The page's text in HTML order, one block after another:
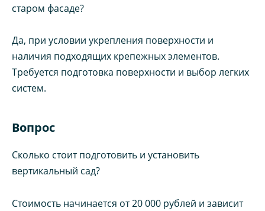
старом фасаде?
Да, при условии укрепления поверхности и
наличия подходящих крепежных элементов.
Требуется подготовка поверхности и выбор легких
систем.
Вопрос
Сколько стоит подготовить и установить
вертикальный сад?
Стоимость начинается от 20 000 рублей и зависит